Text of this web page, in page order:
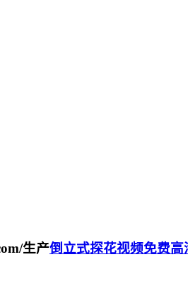
生产倒立式探花视频免费高